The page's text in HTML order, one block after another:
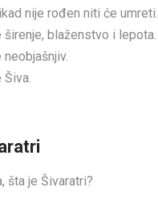
nije rođen niti će umreti.
širenje, blaženstvo i lepota.
neobjašnjiv.
Šiva.
šta je Šivaratri?